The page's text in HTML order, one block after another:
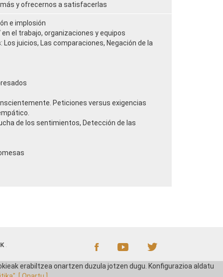
y ofrecernos a satisfacerlas
e implosión
en el trabajo, organizaciones y equipos
juicios, Las comparaciones, Negación de la
Peticiones versus exigencias
de los sentimientos, Detección de las
.
erabiltzea onartzen duzula jotzen dugu. Konfigurazioa aldatu